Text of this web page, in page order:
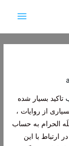
اصلی
تاکید بسیار شده
از روایات ،
الحرام به حساب
با این